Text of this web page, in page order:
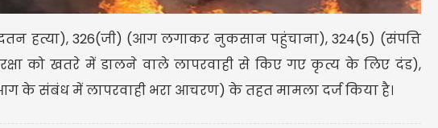
हत्या), 326(जी) (आग लगाकर नुकसान पहुंचाना), 324(5) (संपत्ति
को खतरे में डालने वाले लापरवाही से किए गए कृत्य के लिए दंड),
के संबंध में लापरवाही भरा आचरण) के तहत मामला दर्ज किया है।